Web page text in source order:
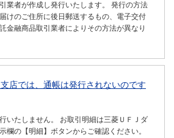
業者が作成し発行いたします。 発行の方法
けのご住所に後日郵送するもの、電子交付
金融商品取引業者によりその方法が異なり
店では、通帳は発行されないのです
いたしません。 お取引明細は三菱ＵＦＪダ
欄の【明細】ボタンからご確認ください。